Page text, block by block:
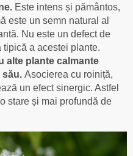
Este intens și pământos,
este un semn natural al
Nu este un defect de
a acestei plante.
alte plante calmante
său. Asocierea cu roiniță,
un efect sinergic. Astfel
stare și mai profundă de